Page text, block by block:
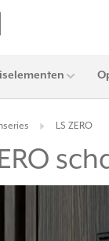
LS ZERO